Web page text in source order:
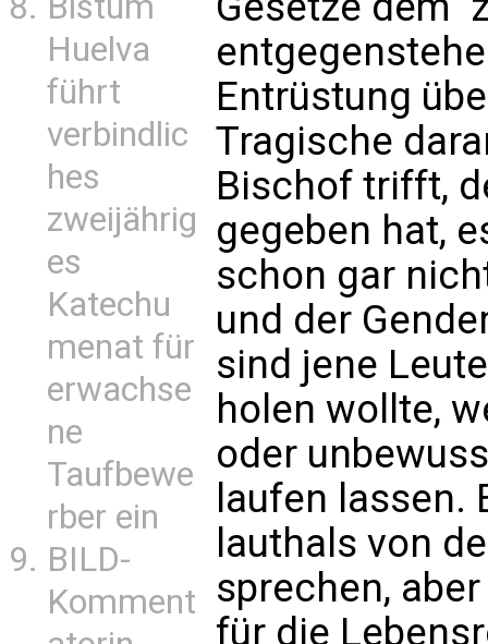
Huelva
führt
verbindlic
hes
zweijährig
es
Katechu
menat für
erwachse
ne
Taufbewe
rber ein
BILD-
Komment
Entrüstung
Tragische
Bischof trifft,
gegeben hat,
schon gar
und der
sind jene
holen wollte,
oder
laufen lassen.
lauthals von
sprechen,
für die